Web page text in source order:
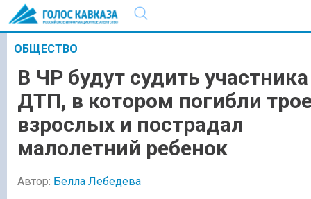
ОБЩЕСТВО
В ЧР будут судить участника
ДТП, в котором погибли
взрослых и пострадал
малолетний ребенок
Автор: Белла Лебедева